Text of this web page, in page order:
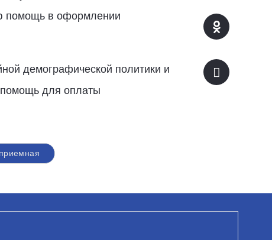
помощь в оформлении
демографической политики и
помощь для оплаты